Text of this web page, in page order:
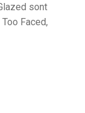
sont
Faced,